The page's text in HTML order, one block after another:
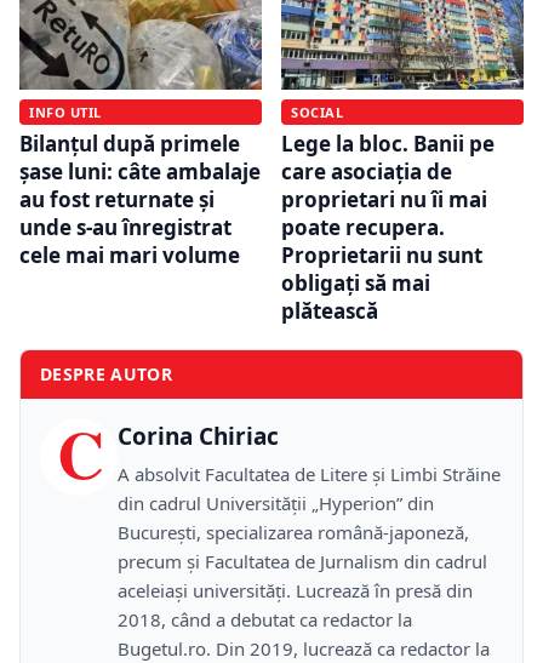
INFO UTIL
Bilanțul după primele
șase luni: câte ambalaje
au fost returnate și
unde s-au înregistrat
cele mai mari volume
SOCIAL
Lege la bloc. Banii pe
care asociația de
proprietari nu îi mai
poate recupera.
Proprietarii nu sunt
obligați să mai
plătească
DESPRE AUTOR
C Corina Chiriac
A absolvit Facultatea de Litere și Limbi Străine
din cadrul Universității „Hyperion” din
București, specializarea română-japoneză,
precum și Facultatea de Jurnalism din cadrul
aceleiași universități. Lucrează în presă din
2018, când a debutat ca redactor la
Bugetul.ro. Din 2019, lucrează ca redactor la